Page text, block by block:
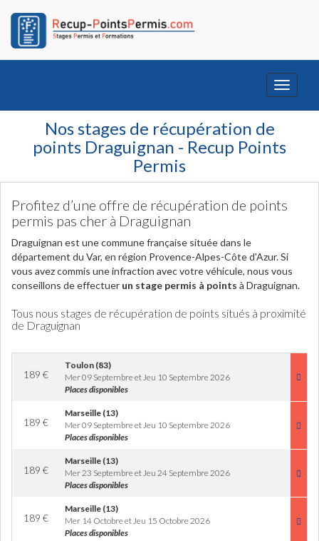
Toggle
Nos stages de récupération de
points Draguignan - Recup Points
Permis
Profitez d’une offre de récupération de points
permis pas cher à Draguignan
Draguignan est une commune française située dans le
département du Var, en région Provence-Alpes-Côte d'Azur. Si
vous avez commis une infraction avec votre véhicule, nous vous
conseillons de effectuer un stage permis à points à Draguignan.
Tous nous stages de récupération de points situés à proximité
de Draguignan
189 €
Toulon (83)
Mer 09 Septembre et Jeu 10 Septembre 2026
Places disponibles
189 €
Marseille (13)
Mer 09 Septembre et Jeu 10 Septembre 2026
Places disponibles
189 €
Marseille (13)
Mer 23 Septembre et Jeu 24 Septembre 2026
Places disponibles
189 €
Marseille (13)
Mer 14 Octobre et Jeu 15 Octobre 2026
Places disponibles